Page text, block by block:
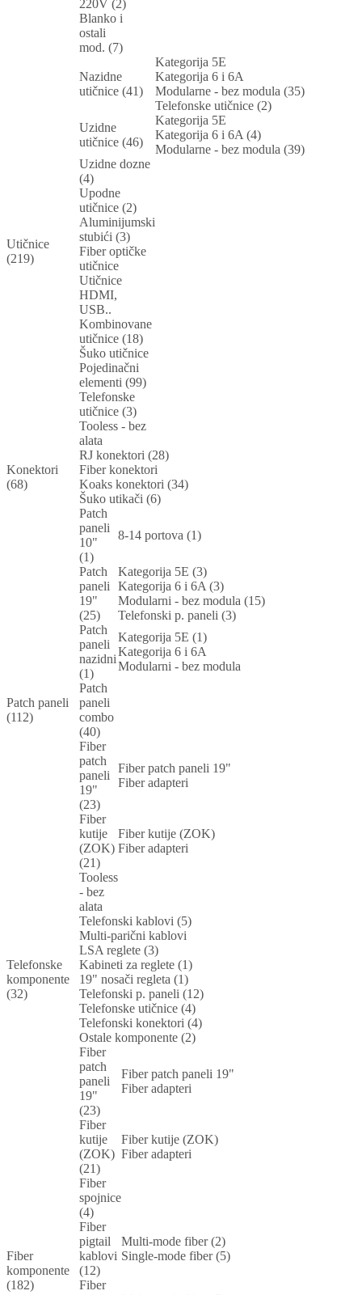
220V (2)
Blanko i
ostali
mod. (7)
Utičnice
(219)
Nazidne
utičnice (41)
Kategorija 5E
Kategorija 6 i 6A
Modularne - bez modula (35)
Telefonske utičnice (2)
Uzidne
utičnice (46)
Kategorija 5E
Kategorija 6 i 6A (4)
Modularne - bez modula (39)
Uzidne dozne
(4)
Upodne
utičnice (2)
Aluminijumski
stubići (3)
Fiber optičke
utičnice
Utičnice
HDMI,
USB..
Kombinovane
utičnice (18)
Šuko utičnice
Pojedinačni
elementi (99)
Telefonske
utičnice (3)
Tooless - bez
alata
Konektori
(68)
RJ konektori (28)
Fiber konektori
Koaks konektori (34)
Šuko utikači (6)
Patch paneli
(112)
Patch
paneli
10"
(1)
8-14 portova (1)
Patch
paneli
19"
(25)
Kategorija 5E (3)
Kategorija 6 i 6A (3)
Modularni - bez modula (15)
Telefonski p. paneli (3)
Patch
paneli
nazidni
(1)
Kategorija 5E (1)
Kategorija 6 i 6A
Modularni - bez modula
Patch
paneli
combo
(40)
Fiber
patch
paneli
19"
(23)
Fiber patch paneli 19"
Fiber adapteri
Fiber
kutije
(ZOK)
(21)
Fiber kutije (ZOK)
Fiber adapteri
Tooless
- bez
alata
Telefonske
komponente
(32)
Telefonski kablovi (5)
Multi-parični kablovi
LSA reglete (3)
Kabineti za reglete (1)
19" nosači regleta (1)
Telefonski p. paneli (12)
Telefonske utičnice (4)
Telefonski konektori (4)
Ostale komponente (2)
Fiber
komponente
(182)
Fiber
patch
paneli
19"
(23)
Fiber patch paneli 19"
Fiber adapteri
Fiber
kutije
(ZOK)
(21)
Fiber kutije (ZOK)
Fiber adapteri
Fiber
spojnice
(4)
Fiber
pigtail
kablovi
(12)
Multi-mode fiber (2)
Single-mode fiber (5)
Fiber